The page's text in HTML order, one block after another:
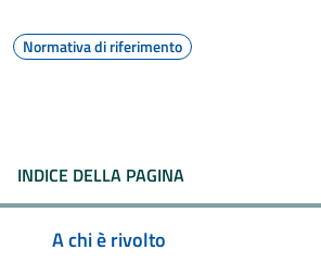
Normativa di riferimento
INDICE DELLA PAGINA
A chi è rivolto